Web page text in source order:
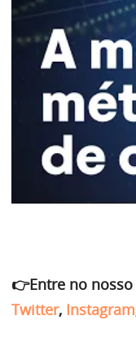
👉Entre no
Twitter, Instagram